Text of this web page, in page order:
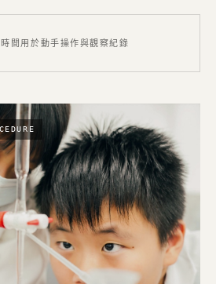
用於動手操作與觀察紀錄